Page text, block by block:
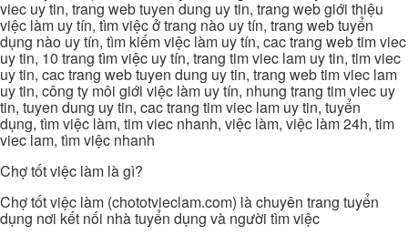
viec uy tin, trang web tuyen dung uy tin, trang web giới thiệu
việc làm uy tín, tìm việc ở trang nào uy tín, trang web tuyển
dụng nào uy tín, tìm kiếm việc làm uy tín, cac trang web tim viec
uy tin, 10 trang tìm việc uy tín, trang tim viec lam uy tin, tim viec
uy tin, cac trang web tuyen dung uy tin, trang web tim viec lam
uy tin, công ty môi giới việc làm uy tín, nhung trang tim viec uy
tin, tuyen dung uy tin, cac trang tim viec lam uy tin, tuyển
dụng, tìm việc làm, tim viec nhanh, việc làm, việc làm 24h, tim
viec lam, tìm việc nhanh
Chợ tốt việc làm là gì?
Chợ tốt việc làm (chototvieclam.com) là chuyên trang tuyển
dụng nơi kết nối nhà tuyển dụng và người tìm việc